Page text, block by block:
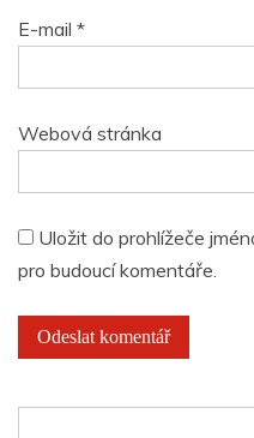
E-mail *
Webová stránka
Uložit do prohlížeče
pro budoucí komentáře.